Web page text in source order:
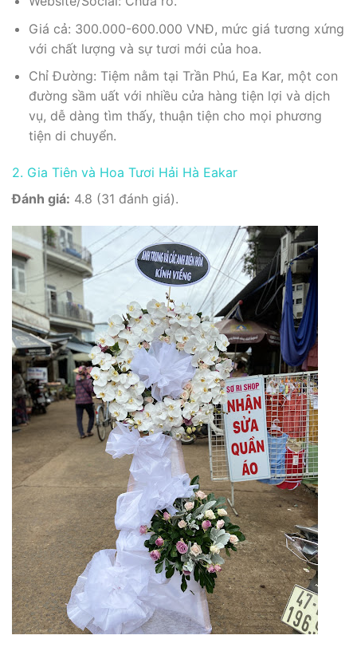
Giá cả: 300.000-600.000 VNĐ, mức giá tương xứng
với chất lượng và sự tươi mới của hoa.
Chỉ Đường: Tiệm nằm tại Trần Phú, Ea Kar, một con
đường sầm uất với nhiều cửa hàng tiện lợi và dịch
vụ, dễ dàng tìm thấy, thuận tiện cho mọi phương
tiện di chuyển.
2. Gia Tiên và Hoa Tươi Hải Hà Eakar
Đánh giá: 4.8 (31 đánh giá).